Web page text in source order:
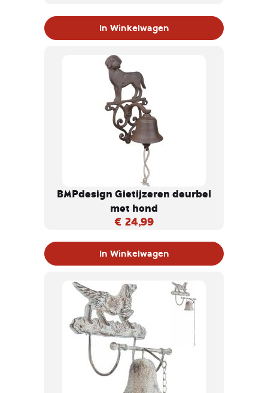
In Winkelwagen
BMPdesign Gietijzeren deurbel
met hond
€ 24,99
In Winkelwagen